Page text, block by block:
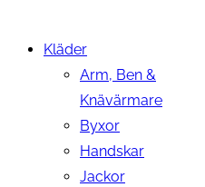
Kläder
Arm, Ben &
Knävärmare
Byxor
Handskar
Jackor